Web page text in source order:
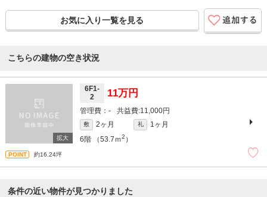
お気に入り一覧を見る
こちらの建物の空き状況
6F1-
2
11万円
- 11,000円
敷 2ヶ月 礼
1ヶ月
6階
（53.7ｍ2 ）
約16.24坪
条件の近い物件が見つかりました